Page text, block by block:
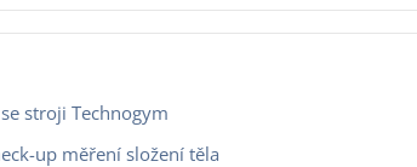
stroji Technogym
up měření složení těla